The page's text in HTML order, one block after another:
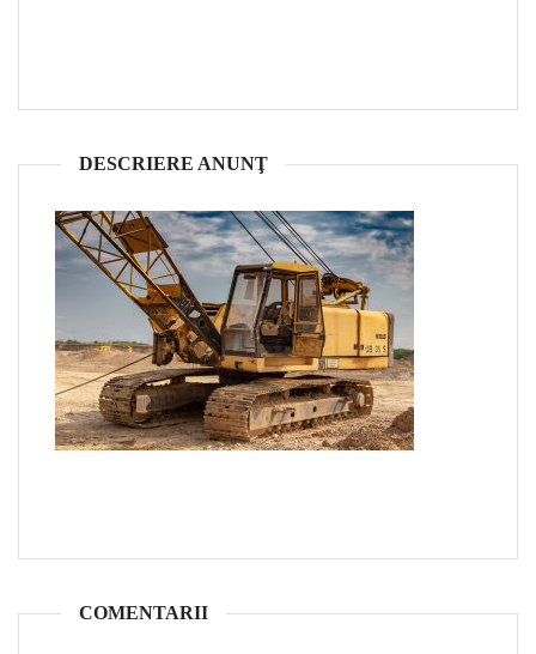
DESCRIERE ANUNŢ
COMENTARII